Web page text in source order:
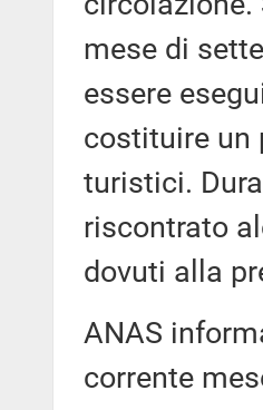
mese di
essere
costituire un
turistici.
riscontrato
dovuti alla
ANAS
corrente